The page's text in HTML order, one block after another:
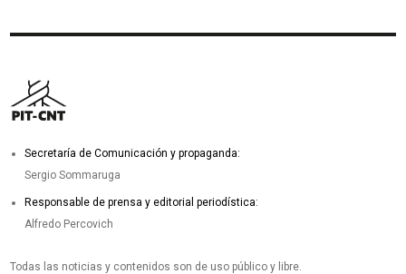
Secretaría de Comunicación y propaganda:
Sergio Sommaruga
Responsable de prensa y editorial periodística:
Alfredo Percovich
Todas las noticias y contenidos son de uso público y libre.